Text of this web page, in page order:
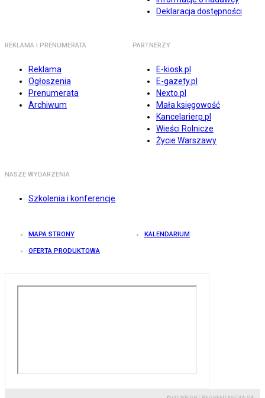
Deklaracja dostępności
REKLAMA I PRENUMERATA
Reklama
Ogłoszenia
Prenumerata
Archiwum
PARTNERZY
E-kiosk.pl
E-gazety.pl
Nexto.pl
Mała księgowość
Kancelarierp.pl
Wieści Rolnicze
Życie Warszawy
NASZE WYDARZENIA
Szkolenia i konferencje
MAPA STRONY KALENDARIUM
OFERTA PRODUKTOWA